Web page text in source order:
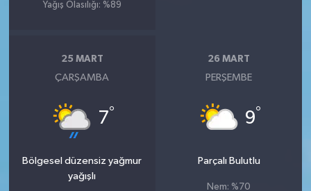
Yağış Olasılığı: %89
25 MART
ÇARŞAMBA
7°
Bölgesel düzensiz yağmur
yağışlı
26 MART
PERŞEMBE
9°
Parçalı Bulutlu
Nem: %70